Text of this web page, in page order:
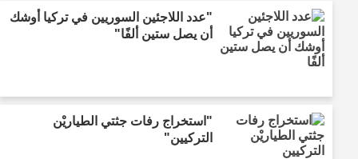
"عدد اللاجئين السوريين في تركيا أوشك
أن يصل ستين ألفًا"
"استخراج رفات جثتي الطياريْن
التركيين"